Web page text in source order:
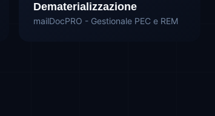
Dematerializzazione
mailDocPRO - Gestionale PEC e REM